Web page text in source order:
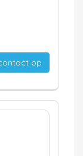
op